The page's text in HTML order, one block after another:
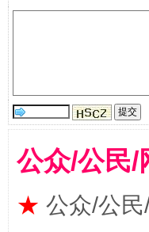
公众/公民/
★ 公众/公